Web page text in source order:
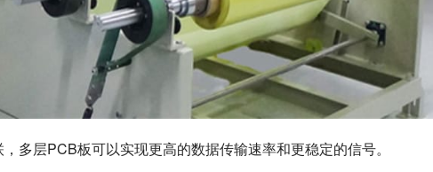
多层PCB板可以实现更高的数据传输速率和更稳定的信号。